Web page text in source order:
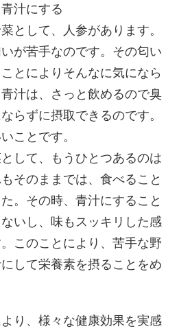
汁にする
として、人参があります。
が苦手なのです。その匂い
とによりそんなに気になら
汁は、さっと飲めるので臭
らずに摂取できるのです。
ことです。
して、もうひとつあるのは
そのままでは、食べること
。その時、青汁にすること
いし、味もスッキリした感
このことにより、苦手な野
して栄養素を摂ることをめ
り、様々な健康効果を実感